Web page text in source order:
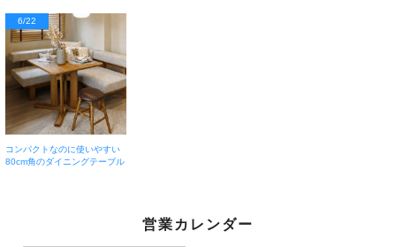
6/22
コンパクトなのに使いやすい
80cm角のダイニングテーブル
営業カレンダー